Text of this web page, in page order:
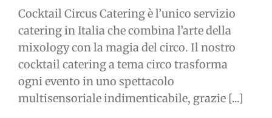
Cocktail Circus Catering è l’unico servizio
catering in Italia che combina l’arte della
mixology con la magia del circo. Il nostro
cocktail catering a tema circo trasforma
ogni evento in uno spettacolo
multisensoriale indimenticabile, grazie [...]